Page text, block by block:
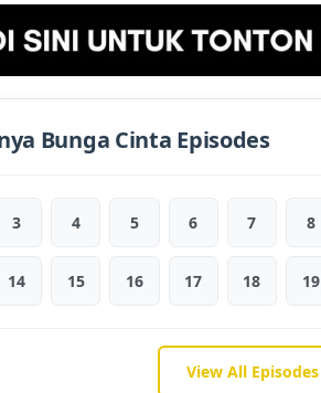
Bunga Cinta Episodes
3 4 5 6 7 8
14 15 16 17 18 19
View All Episodes